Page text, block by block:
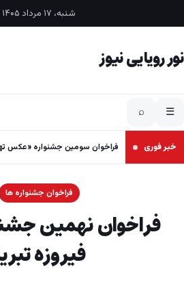
شنبه، ۱۷ مرداد ۱۴۰۵
نور رویایی نیوز
☰
⌕
خبر فوری فراخوان سومین جشنواره «عکس
فراخوان جشنواره ها
فراخوان نهمین
فیروزه